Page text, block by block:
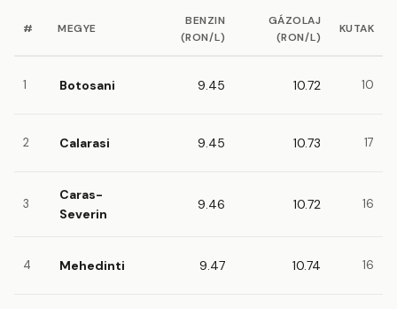
# MEGYE
BENZIN
(RON/L)
GÁZOLAJ
(RON/L)
KUTAK
1 Botosani 9.45 10.72 10
2 Calarasi 9.45 10.73 17
3
Caras-
Severin
9.46 10.72 16
4 Mehedinti 9.47 10.74 16